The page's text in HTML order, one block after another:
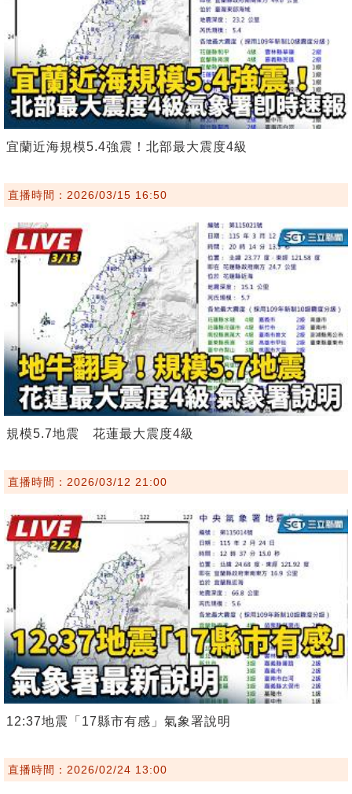
宜蘭近海規模5.4強震！北部最大震度4級
直播時間：2026/03/15 16:50
規模5.7地震 花蓮最大震度4級
直播時間：2026/03/12 21:00
12:37地震「17縣市有感」氣象署說明
直播時間：2026/02/24 13:00